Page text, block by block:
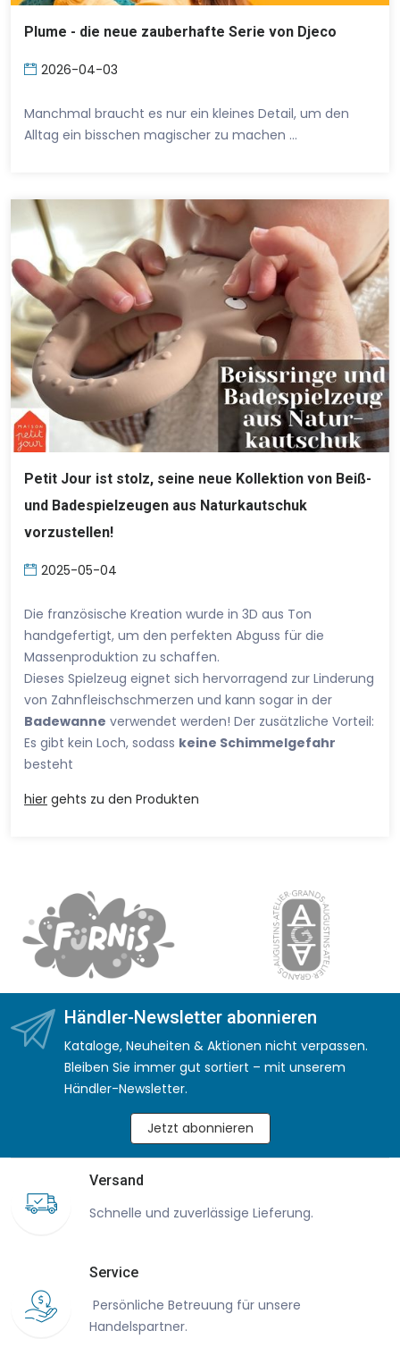
Plume - die neue zauberhafte Serie von Djeco
2026-04-03
Manchmal braucht es nur ein kleines Detail, um den
Alltag ein bisschen magischer zu machen …
Petit Jour ist stolz, seine neue Kollektion von Beiß-
und Badespielzeugen aus Naturkautschuk
vorzustellen!
2025-05-04
Die französische Kreation wurde in 3D aus Ton
handgefertigt, um den perfekten Abguss für die
Massenproduktion zu schaffen.
Dieses Spielzeug eignet sich hervorragend zur Linderung
von Zahnfleischschmerzen und kann sogar in der
Badewanne verwendet werden! Der zusätzliche Vorteil:
Es gibt kein Loch, sodass keine Schimmelgefahr
besteht
hier gehts zu den Produkten
Händler-Newsletter abonnieren
Kataloge, Neuheiten & Aktionen nicht verpassen.
Bleiben Sie immer gut sortiert – mit unserem
Händler-Newsletter.
Jetzt abonnieren
Versand
Schnelle und zuverlässige Lieferung.
Service
Persönliche Betreuung für unsere
Handelspartner.